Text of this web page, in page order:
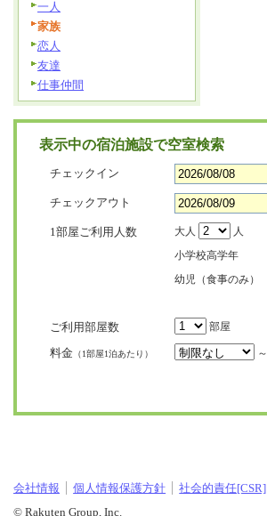
一人
家族
恋人
友達
仕事仲間
表示中の宿泊施設で空室検索
チェックイン
チェックアウト
1部屋ご利用人数 大人
人
小学校高学年
幼児（食事のみ）
ご利用部屋数 部屋
料金 （1部屋1泊あたり） ～
会社情報 個人情報保護方針 社会的責任[CSR]
© Rakuten Group, Inc.